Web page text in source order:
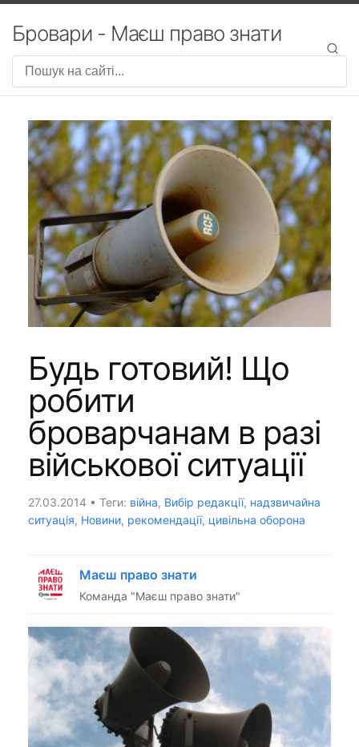
Бровари - Маєш право знати
Будь готовий! Що
робити
броварчанам в разі
військової ситуації
27.03.2014 • Теги: війна, Вибір редакції, надзвичайна
ситуація, Новини, рекомендації, цивільна оборона
Маєш право знати
Команда "Маєш право знати"